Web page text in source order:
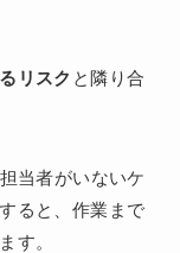
リスク と隣り合
当者がいないケ
ると、作業まで
す。